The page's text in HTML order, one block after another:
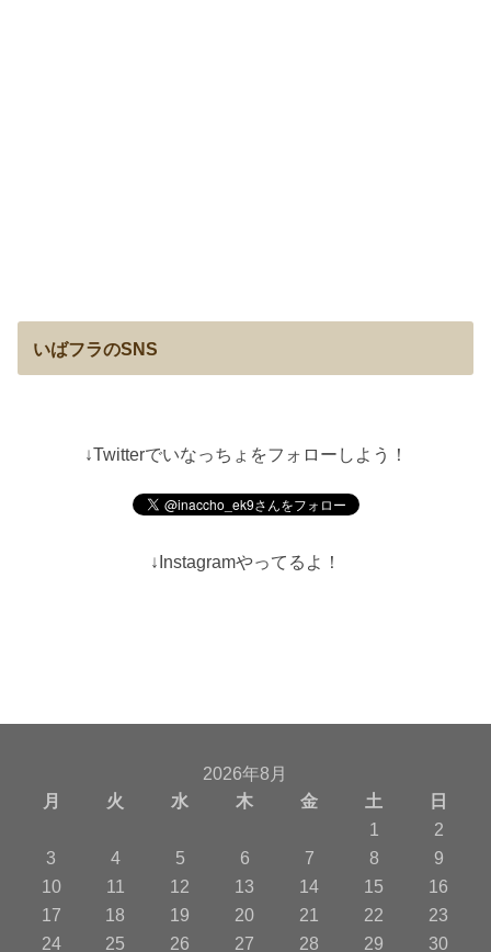
いばフラのSNS
↓Twitterでいなっちょをフォローしよう！
↓Instagramやってるよ！
2026年8月
月
火 水 木 金 土
日
1
2
3
4 5 6 7 8
9
10
11 12 13 14 15
16
17
18 19 20 21 22
23
24
25 26 27 28 29 30